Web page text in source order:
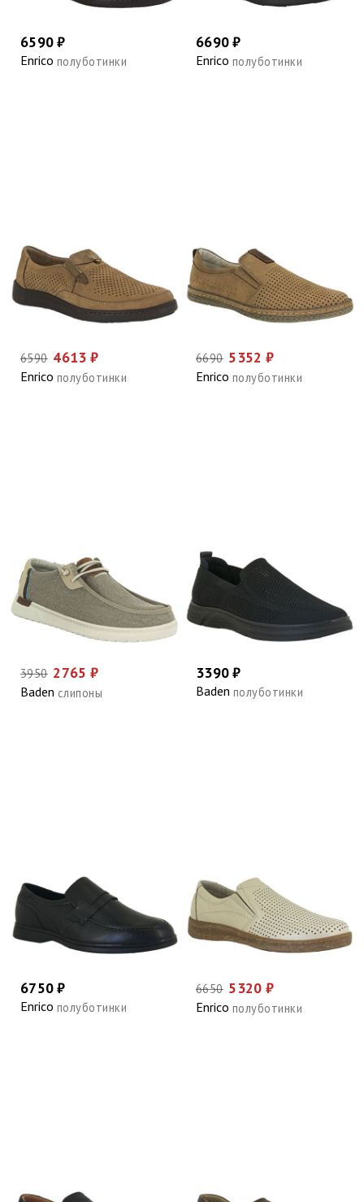
6590 ₽
Enrico полуботинки
6690 ₽
Enrico полуботинки
6590 4613 ₽
Enrico полуботинки
6690 5352 ₽
Enrico полуботинки
3950 2765 ₽
Baden слипоны
3390 ₽
Baden полуботинки
6750 ₽
Enrico полуботинки
6650 5320 ₽
Enrico полуботинки